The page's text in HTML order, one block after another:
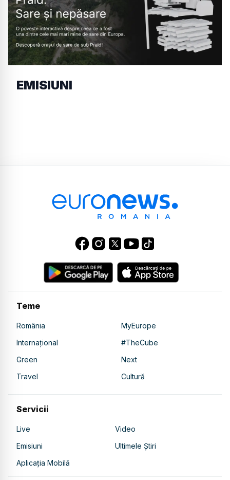
EMISIUNI
Teme
România
MyEurope
Internațional
#TheCube
Green
Next
Travel
Cultură
Servicii
Live
Video
Emisiuni
Ultimele Știri
Aplicația Mobilă